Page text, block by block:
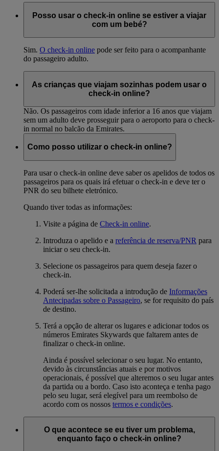
Posso usar o check-in online se estiver a viajar
com um bebé?
Sim. O check-in online pode ser feito para o acompanhante
do passageiro adulto.
As crianças que viajam sozinhas podem usar o
check-in online?
Não. Os passageiros com idade inferior a 16 anos que viajam
sem um adulto deve prosseguir para o aeroporto para o check-
in normal no balcão da Emirates.
Como posso utilizar o check-in online?
Para usar o check-in online deve saber os apelidos de todos os
passageiros para os quais irá efetuar o check-in e deve ter o
PNR do seu bilhete eletrónico.
Quando tiver todas as informações:
Visite a página de Check-in online.
Introduza o apelido e a referência de reserva/PNR para
iniciar o seu check-in.
Selecione os passageiros para quem deseja fazer o
check-in.
Poderá ser-lhe solicitada a introdução de Informações
Antecipadas sobre o Passageiro, se for requisito do país
de destino.
Terá a opção de alterar os lugares e adicionar todos os
números Emirates Skywards que faltarem antes de
finalizar o check-in online.
Ainda é possível selecionar o seu lugar. No entanto,
devido às circunstâncias atuais e por motivos
operacionais, é possível que alteremos o seu lugar antes
da partida ou a bordo. Caso isto aconteça e tenha pago
pelo seu lugar, será elegível para um reembolso de
acordo com os nossos termos e condições.
O que acontece se eu tiver um problema,
enquanto faço o check-in online?